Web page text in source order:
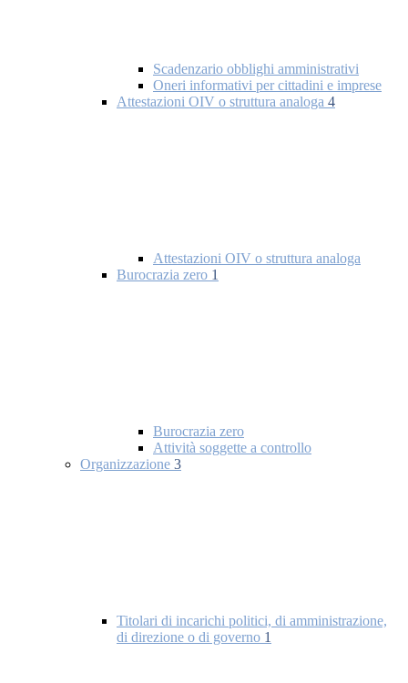
Scadenzario obblighi amministrativi
Oneri informativi per cittadini e imprese
Attestazioni OIV o struttura analoga 4
Attestazioni OIV o struttura analoga
Burocrazia zero 1
Burocrazia zero
Attività soggette a controllo
Organizzazione 3
Titolari di incarichi politici, di amministrazione,
di direzione o di governo 1